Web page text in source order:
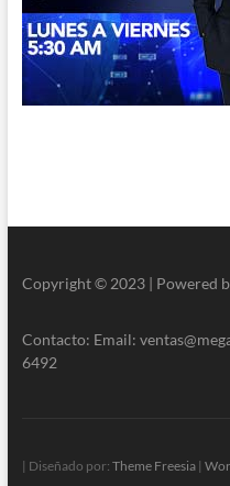
Copyright © 2023 | Powered
Contacto: Email:
6492
| Diseñado por: Theme Freesia|